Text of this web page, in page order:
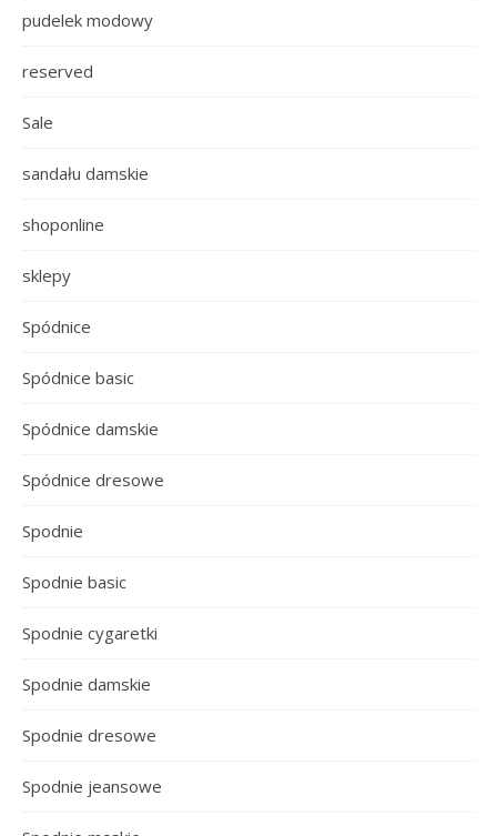
pudelek modowy
reserved
Sale
sandału damskie
shoponline
sklepy
Spódnice
Spódnice basic
Spódnice damskie
Spódnice dresowe
Spodnie
Spodnie basic
Spodnie cygaretki
Spodnie damskie
Spodnie dresowe
Spodnie jeansowe